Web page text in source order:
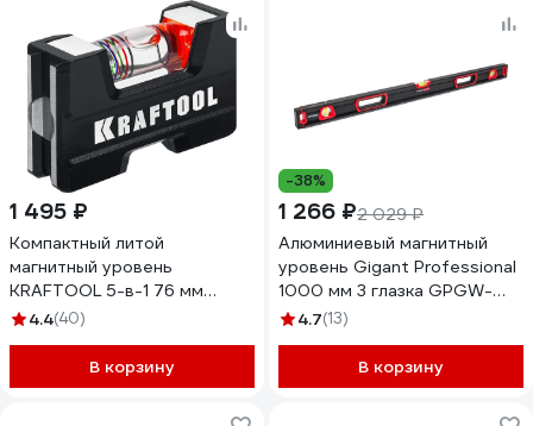
1 495 ₽
Компактный литой
магнитный уровень
KRAFTOOL 5-в-1 76 мм
34787
4.4(40)
В корзину
-38%
1 266 ₽2 029 ₽
Алюминиевый магнитный
уровень Gigant Professional
1000 мм 3 глазка GPGW-
100-2
4.7(13)
В корзину